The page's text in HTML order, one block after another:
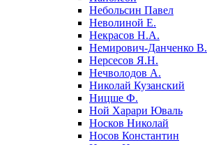
Небольсин Павел
Неволиной Е.
Некрасов Н.А.
Немирович-Данченко В.
Нерсесов Я.Н.
Нечволодов А.
Николай Кузанский
Ницше Ф.
Ной Харари Юваль
Носков Николай
Носов Константин